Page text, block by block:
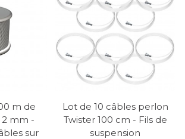
bonne solution si vous avez
pour tableau lourd Les
qui est le type destiné au rail
J. Il correspond essentiellement
les dimensions sont de 4x4mm
en faisant donc la solution
cherchez un crochet pour
m de
mm -
sur
Lot de 10 câbles perlon
Twister 100 cm - Fils de
suspension